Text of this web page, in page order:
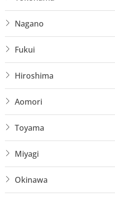
Nagano
Fukui
Hiroshima
Aomori
Toyama
Miyagi
Okinawa